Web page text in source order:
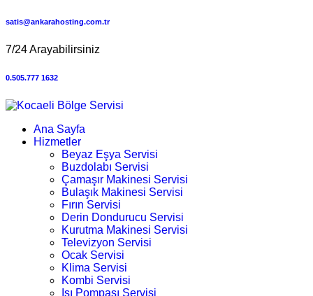
satis@ankarahosting.com.tr
7/24 Arayabilirsiniz
0.505.777 1632
Ana Sayfa
Hizmetler
Beyaz Eşya Servisi
Buzdolabı Servisi
Çamaşır Makinesi Servisi
Bulaşık Makinesi Servisi
Fırın Servisi
Derin Dondurucu Servisi
Kurutma Makinesi Servisi
Televizyon Servisi
Ocak Servisi
Klima Servisi
Kombi Servisi
Isı Pompası Servisi